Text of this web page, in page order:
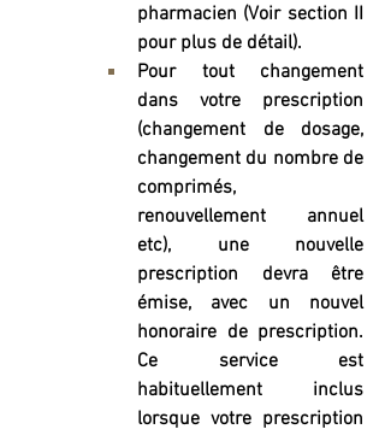
pharmacien (Voir section II
pour plus de détail).
Pour tout changement
dans votre prescription
(changement de dosage,
changement du nombre de
comprimés,
renouvellement annuel
etc), une nouvelle
prescription devra être
émise, avec un nouvel
honoraire de prescription.
Ce service est
habituellement inclus
lorsque votre prescription